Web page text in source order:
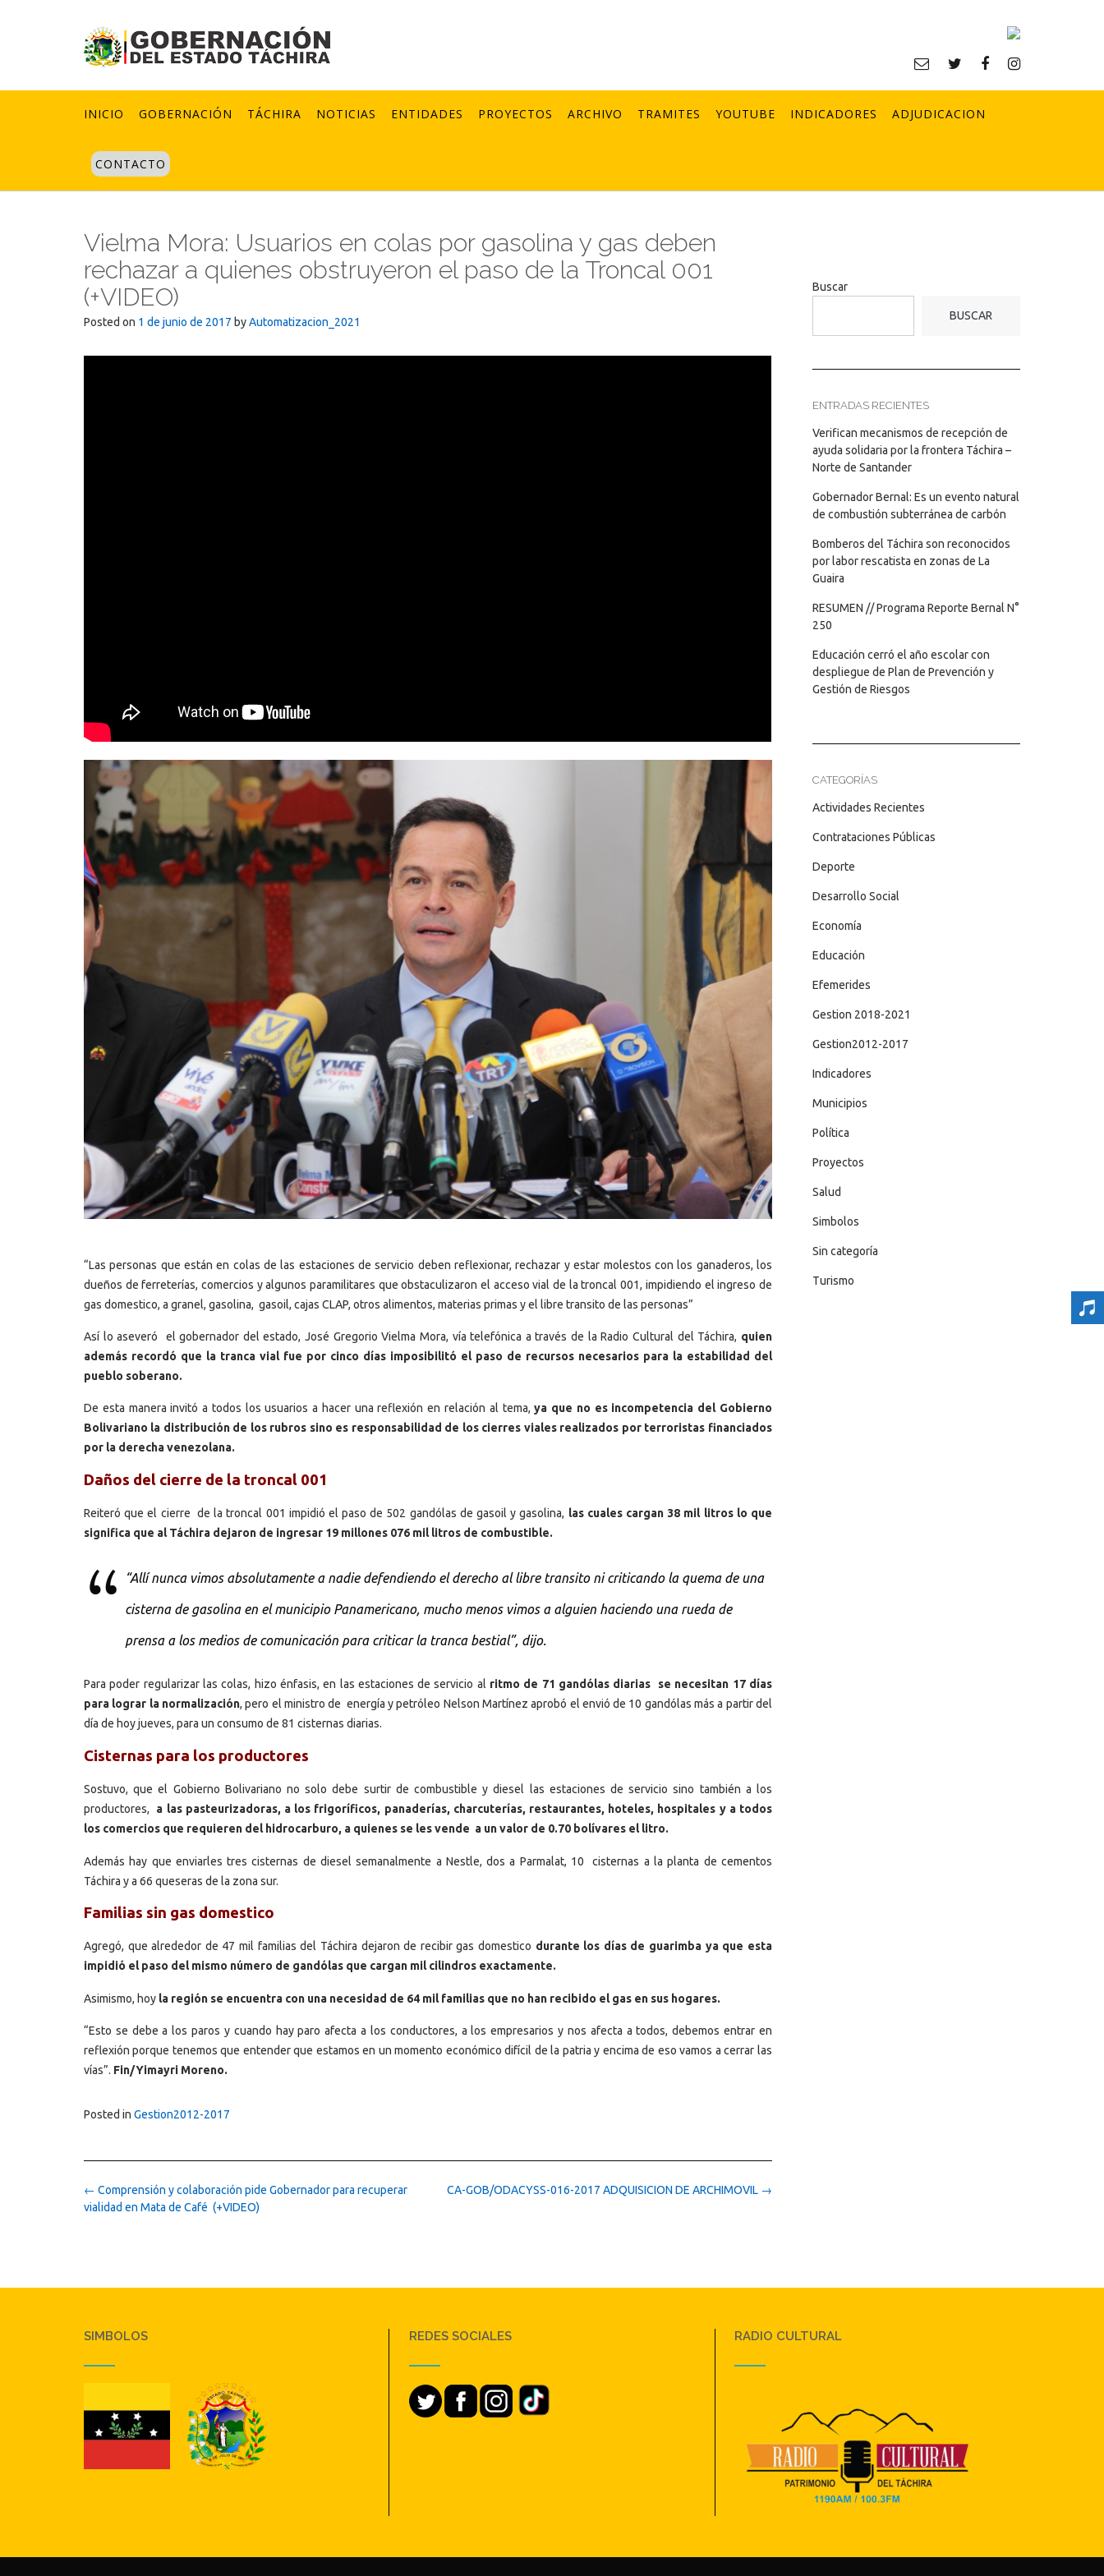
INICIO GOBERNACIÓN TÁCHIRA NOTICIAS ENTIDADES PROYECTOS ARCHIVO TRAMITES YOUTUBE INDICADORES ADJUDICACION
CONTACTO
Vielma Mora: Usuarios en colas por gasolina y gas deben
rechazar a quienes obstruyeron el paso de la Troncal 001
(+VIDEO)
Posted on 1 de junio de 2017 byAutomatizacion_2021
“Las personas que están en colas de las estaciones de servicio deben reflexionar, rechazar y estar molestos con los ganaderos, los
dueños de ferreterías, comercios y algunos paramilitares que obstaculizaron el acceso vial de la troncal 001, impidiendo el ingreso de
gas domestico, a granel, gasolina, gasoil, cajas CLAP, otros alimentos, materias primas y el libre transito de las personas”
Así lo aseveró el gobernador del estado, José Gregorio Vielma Mora, vía telefónica a través de la Radio Cultural del Táchira, quien
además recordó que la tranca vial fue por cinco días imposibilitó el paso de recursos necesarios para la estabilidad del
pueblo soberano.
De esta manera invitó a todos los usuarios a hacer una reflexión en relación al tema,ya que no es incompetencia del Gobierno
Bolivariano la distribución de los rubros sino es responsabilidad de los cierres viales realizados por terroristas financiados
por la derecha venezolana.
Daños del cierre de la troncal 001
Reiteró que el cierre de la troncal 001 impidió el paso de 502 gandólas de gasoil y gasolina, las cuales cargan 38 mil litros lo que
significa que al Táchira dejaron de ingresar 19 millones 076 mil litros de combustible.
“Allí nunca vimos absolutamente a nadie defendiendo el derecho al libre transito ni criticando la quema de una
cisterna de gasolina en el municipio Panamericano, mucho menos vimos a alguien haciendo una rueda de
prensa a los medios de comunicación para criticar la tranca bestial”, dijo.
Para poder regularizar las colas, hizo énfasis, en las estaciones de servicio al ritmo de 71 gandólas diarias se necesitan 17 días
para lograr la normalización, pero el ministro de energía y petróleo Nelson Martínez aprobó el envió de 10 gandólas más a partir del
día de hoy jueves, para un consumo de 81 cisternas diarias.
Cisternas para los productores
Sostuvo, que el Gobierno Bolivariano no solo debe surtir de combustible y diesel las estaciones de servicio sino también a los
productores,
a las pasteurizadoras, a los frigoríficos, panaderías, charcuterías, restaurantes, hoteles, hospitales y a todos
los comercios que requieren del hidrocarburo, a quienes se les vende a un valor de 0.70 bolívares el litro.
Además hay que enviarles tres cisternas de diesel semanalmente a Nestle, dos a Parmalat, 10 cisternas a la planta de cementos
Táchira y a 66 queseras de la zona sur.
Familias sin gas domestico
Agregó, que alrededor de 47 mil familias del Táchira dejaron de recibir gas domestico durante los días de guarimba ya que esta
impidió el paso del mismo número de gandólas que cargan mil cilindros exactamente.
Asimismo, hoy la región se encuentra con una necesidad de 64 mil familias que no han recibido el gas en sus hogares.
“Esto se debe a los paros y cuando hay paro afecta a los conductores, a los empresarios y nos afecta a todos, debemos entrar en
reflexión porque tenemos que entender que estamos en un momento económico difícil de la patria y encima de eso vamos a cerrar las
vías”. Fin/Yimayri Moreno.
Posted in Gestion2012-2017
Post
navigation
CA-GOB/ODACYSS-016-2017 ADQUISICION DE ARCHIMOVIL →
← Comprensión y colaboración pide Gobernador para recuperar
vialidad en Mata de Café (+VIDEO)
Buscar
BUSCAR
ENTRADAS RECIENTES
Verifican mecanismos de recepción de
ayuda solidaria por la frontera Táchira –
Norte de Santander
Gobernador Bernal: Es un evento natural
de combustión subterránea de carbón
Bomberos del Táchira son reconocidos
por labor rescatista en zonas de La
Guaira
RESUMEN // Programa Reporte Bernal N°
250
Educación cerró el año escolar con
despliegue de Plan de Prevención y
Gestión de Riesgos
CATEGORÍAS
Actividades Recientes
Contrataciones Públicas
Deporte
Desarrollo Social
Economía
Educación
Efemerides
Gestion 2018-2021
Gestion2012-2017
Indicadores
Municipios
Política
Proyectos
Salud
Simbolos
Sin categoría
Turismo
SIMBOLOS REDES SOCIALES RADIO CULTURAL